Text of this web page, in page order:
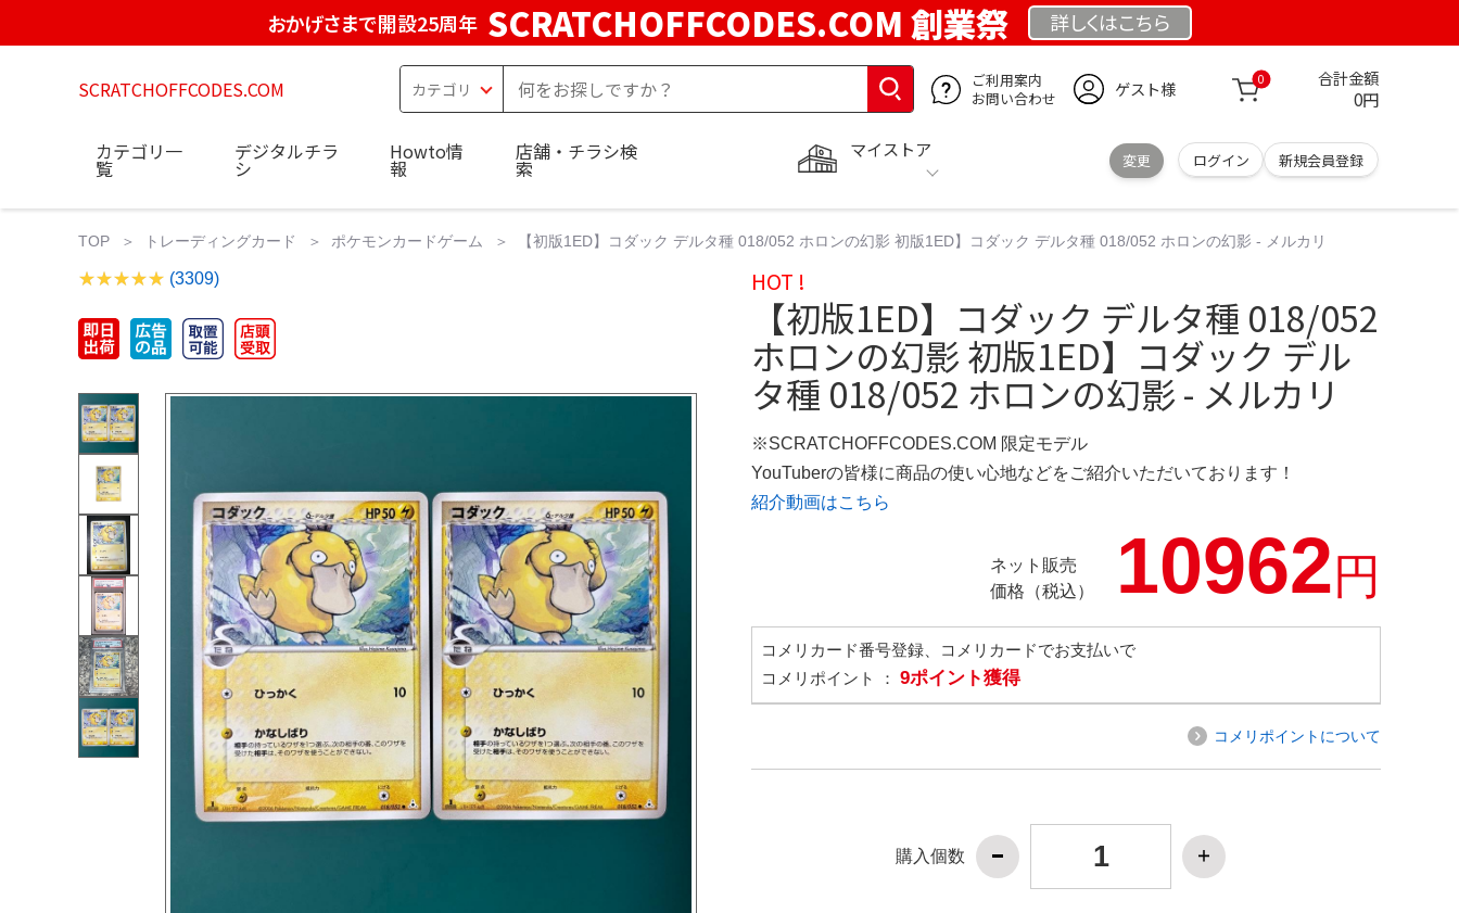
おかげさまで開設25周年 SCRATCHOFFCODES.COM 創業祭 詳しくはこちら
SCRATCHOFFCODES.COM
ご利用案内
お問い合わせ
ゲスト様 0 合計金額
0円
マイストア
変更 ログイン 新規会員登録
カテゴリ一
覧
デジタルチラ
シ
Howto情
報
店舗・チラシ検
索
TOP トレーディングカード ポケモンカードゲーム 【初版1ED】コダック デルタ種 018/052 ホロンの幻影 初版1ED】コダック デルタ種 018/052 ホロンの幻影 - メルカリ
(3309) HOT !
【初版1ED】コダック デルタ種 018/052
ホロンの幻影 初版1ED】コダック デル
タ種 018/052 ホロンの幻影 - メルカリ
※SCRATCHOFFCODES.COM 限定モデル
YouTuberの皆様に商品の使い心地などをご紹介いただいております！
紹介動画はこちら
ネット販売
価格（税込）
10962円
コメリカード番号登録、コメリカードでお支払いで
コメリポイント ： 9ポイント獲得
コメリポイントについて
購入個数